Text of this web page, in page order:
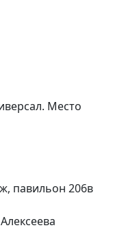
Место
павильон 206в